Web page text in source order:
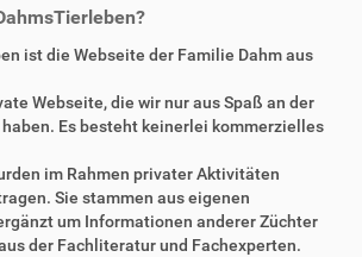
ist die Webseite der Familie Dahm aus
Webseite, die wir nur aus Spaß an der
Es besteht keinerlei kommerzielles
im Rahmen privater Aktivitäten
Sie stammen aus eigenen
um Informationen anderer Züchter
der Fachliteratur und Fachexperten.